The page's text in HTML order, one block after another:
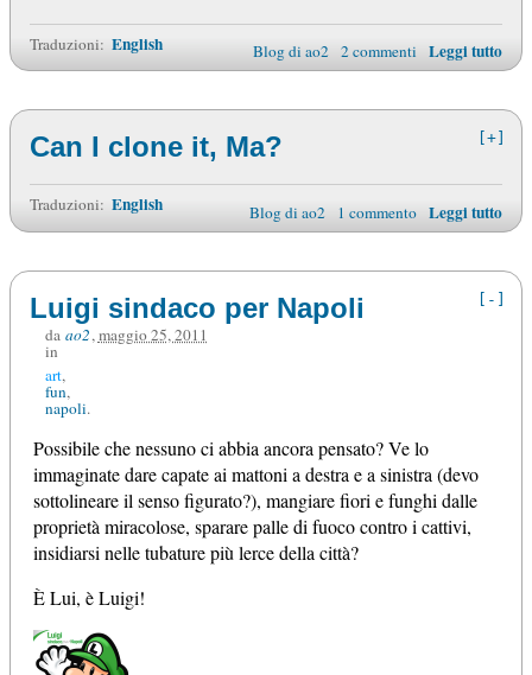
Traduzioni: English Blog di ao2 2 commenti Leggi tutto
[+]
Can I clone it, Ma?
Traduzioni: English Blog di ao2 1 commento Leggi tutto
[-]
Luigi sindaco per Napoli
da ao2,maggio 25, 2011
in
art
fun
napoli
Possibile che nessuno ci abbia ancora pensato? Ve lo
immaginate dare capate ai mattoni a destra e a sinistra (devo
sottolineare il senso figurato?), mangiare fiori e funghi dalle
proprietà miracolose, sparare palle di fuoco contro i cattivi,
insidiarsi nelle tubature più lerce della città?
È Lui, è Luigi!